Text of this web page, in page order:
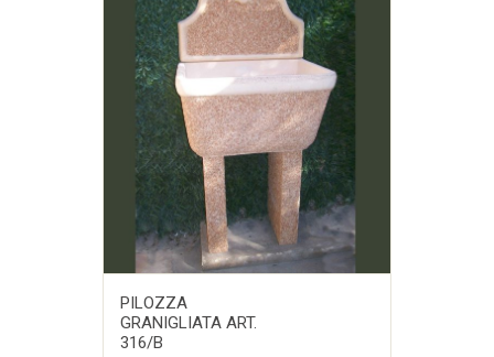
PILOZZA
GRANIGLIATA ART.
316/B